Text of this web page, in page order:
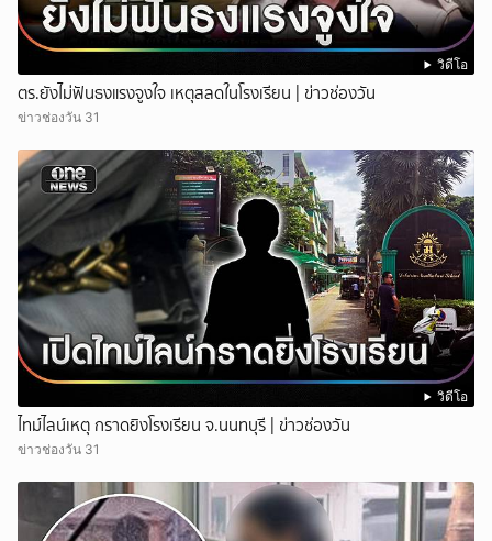
วิดีโอ
ตร.ยังไม่ฟันธงแรงจูงใจ เหตุสลดในโรงเรียน | ข่าวช่องวัน
ข่าวช่องวัน 31
วิดีโอ
ไทม์ไลน์เหตุ กราดยิงโรงเรียน จ.นนทบุรี | ข่าวช่องวัน
ข่าวช่องวัน 31